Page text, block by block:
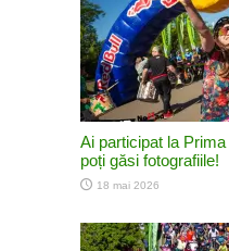
Ai participat la
poți găsi fotografiile!
18 mai 2026